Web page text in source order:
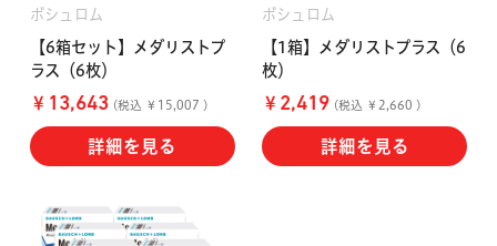
ボシュロム
【6箱セット】メダリストプ
ラス（6枚）
￥ 13,643(税込 ￥15,007 )
詳細を見る
ボシュロム
【1箱】メダリストプラス（6
枚）
￥ 2,419(税込 ￥2,660 )
詳細を見る